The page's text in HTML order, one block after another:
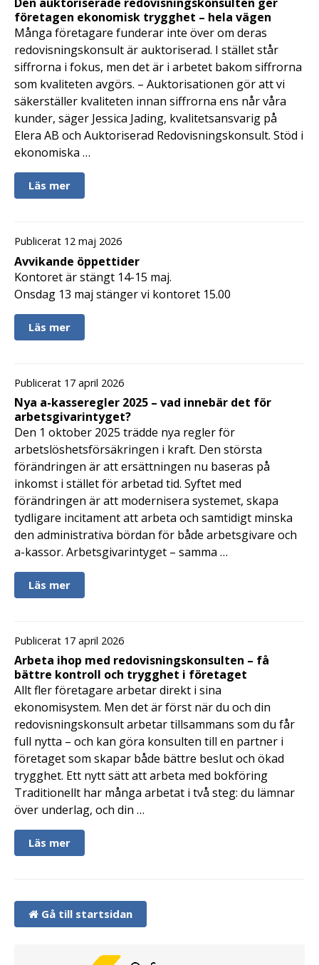
företagen ekonomisk trygghet – hela vägen
Många företagare funderar inte över om deras
redovisningskonsult är auktoriserad. I stället står
siffrorna i fokus, men det är i arbetet bakom siffrorna
som kvaliteten avgörs. – Auktorisationen gör att vi
säkerställer kvaliteten innan siffrorna ens når våra
kunder, säger Jessica Jading, kvalitetsansvarig på
Elera AB och Auktoriserad Redovisningskonsult. Stöd i
ekonomiska …
Läs mer
Publicerat 12 maj 2026
Avvikande öppettider
Kontoret är stängt 14-15 maj.
Onsdag 13 maj stänger vi kontoret 15.00
Läs mer
Publicerat 17 april 2026
Nya a-kasseregler 2025 – vad innebär det för
arbetsgivarintyget?
Den 1 oktober 2025 trädde nya regler för
arbetslöshetsförsäkringen i kraft. Den största
förändringen är att ersättningen nu baseras på
inkomst i stället för arbetad tid. Syftet med
förändringen är att modernisera systemet, skapa
tydligare incitament att arbeta och samtidigt minska
den administrativa bördan för både arbetsgivare och
a-kassor. Arbetsgivarintyget – samma …
Läs mer
Publicerat 17 april 2026
Arbeta ihop med redovisningskonsulten – få
bättre kontroll och trygghet i företaget
Allt fler företagare arbetar direkt i sina
ekonomisystem. Men det är först när du och din
redovisningskonsult arbetar tillsammans som du får
full nytta – och kan göra konsulten till en partner i
företaget som skapar både bättre beslut och ökad
trygghet. Ett nytt sätt att arbeta med bokföring
Traditionellt har många arbetat i två steg: du lämnar
över underlag, och din …
Läs mer
Gå till startsidan